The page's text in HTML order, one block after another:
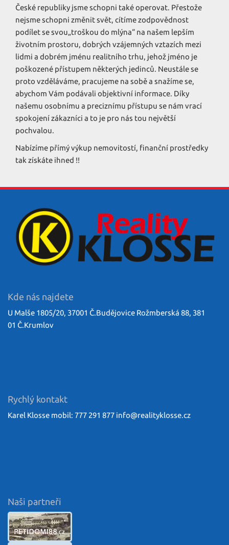
České republiky jsme schopni také operovat. Přestože
nejsme schopni změnit svět, cítíme zodpovědnost
podílet se svou„troškou do mlýna“ na našem lepším
životním prostoru, dobrých vzájemných vztazích mezi
lidmi a dobrém jménu realitního trhu, jehož jméno je
poškozené přístupem některých jedinců. Neustále se
proto vzděláváme, pracujeme na sobě a snažíme se,
abychom Vám podávali objektivní informace. Díky
našemu osobnímu a preciznímu přístupu se nám vrací
spokojení zákazníci a to je pro nás tou největší
pochvalou.
Nabízíme přímý výkup nemovitostí, finanční prostředky
tak získáte ihned !!
Kde nás najdete
U Malše 1805/20, 37001 Č.Budějovice Rožmberská 88, 381
01 Č.Krumlov
Rychlý kontakt
Karel Klosse mobil: 777 291 877 info@realityklosse.cz
Naši partneři